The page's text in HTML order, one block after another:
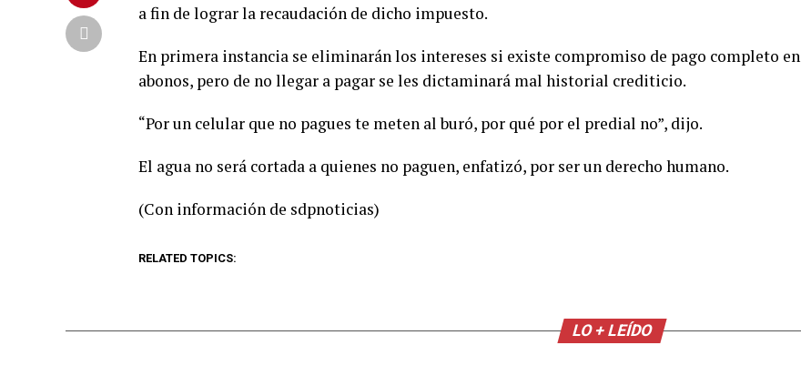
a fin de lograr la recaudación de dicho impuesto.
En primera instancia se eliminarán los intereses si existe compromiso de pago completo en
abonos, pero de no llegar a pagar se les dictaminará mal historial crediticio.
“Por un celular que no pagues te meten al buró, por qué por el predial no”, dijo.
El agua no será cortada a quienes no paguen, enfatizó, por ser un derecho humano.
(Con información de sdpnoticias)
RELATED TOPICS:
LO + LEÍDO